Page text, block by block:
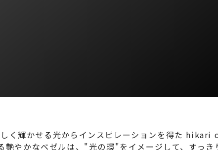
しく輝かせる光からインスピレーションを得た
艶やかなベゼルは、"光の環"をイメージして、すっ